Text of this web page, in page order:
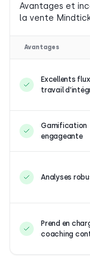
Avantages et
la vente
Avantages
Excellents
travail
Gamification
engageante
Analyses
Prend en
coaching